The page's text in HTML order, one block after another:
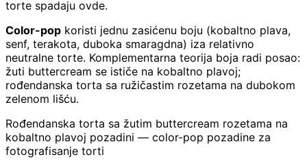
torte spadaju ovde.
Color-pop koristi jednu zasićenu boju (kobaltno plava,
senf, terakota, duboka smaragdna) iza relativno
neutralne torte. Komplementarna teorija boja radi posao:
žuti buttercream se ističe na kobaltno plavoj;
rođendanska torta sa ružičastim rozetama na dubokom
zelenom lišću.
Rođendanska torta sa žutim buttercream rozetama na
kobaltno plavoj pozadini — color-pop pozadine za
fotografisanje torti